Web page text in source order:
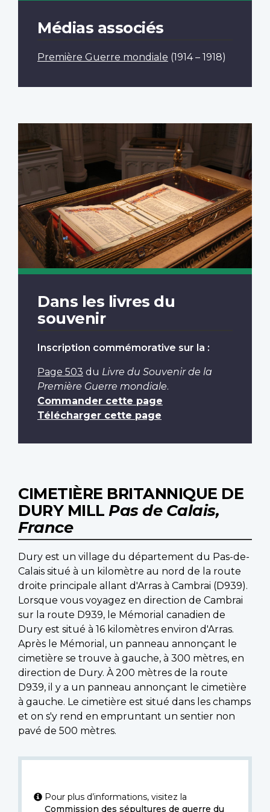
Médias associés
Première Guerre mondiale (1914 – 1918)
Dans les livres du
souvenir
Inscription commémorative sur la :
Page 503 du Livre du Souvenir de la
Première Guerre mondiale.
Commander cette page
Télécharger cette page
CIMETIÈRE BRITANNIQUE DE
DURY MILL Pas de Calais,
France
Dury est un village du département du Pas-de-
Calais situé à un kilomètre au nord de la route
droite principale allant d'Arras à Cambrai (D939).
Lorsque vous voyagez en direction de Cambrai
sur la route D939, le Mémorial canadien de
Dury est situé à 16 kilomètres environ d'Arras.
Après le Mémorial, un panneau annonçant le
cimetière se trouve à gauche, à 300 mètres, en
direction de Dury. À 200 mètres de la route
D939, il y a un panneau annonçant le cimetière
à gauche. Le cimetière est situé dans les champs
et on s'y rend en empruntant un sentier non
pavé de 500 mètres.
Pour plus d’informations, visitez la
Commission des sépultures de guerre du